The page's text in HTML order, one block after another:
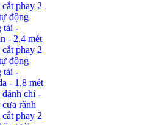
phay 2
động
tải -
- 2,4 mét
phay 2
động
tải -
- 1,8 mét
chỉ -
rãnh
phay 2